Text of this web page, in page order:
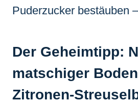
Puderzucker bestäuben
Der Geheimtipp:
matschiger
Zitronen-